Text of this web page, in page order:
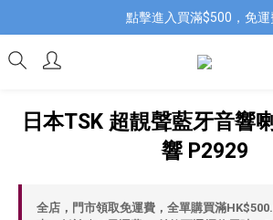
點擊進入買滿$500，免運
日本TSK 超靚聲藍牙音響
響 P2929
全店，門市領取免運費，全單購買滿